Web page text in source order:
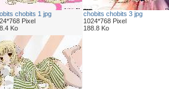
chobits 1 jpg
Pixel
Ko
chobits chobits 3 jpg
1024*768 Pixel
188.8 Ko